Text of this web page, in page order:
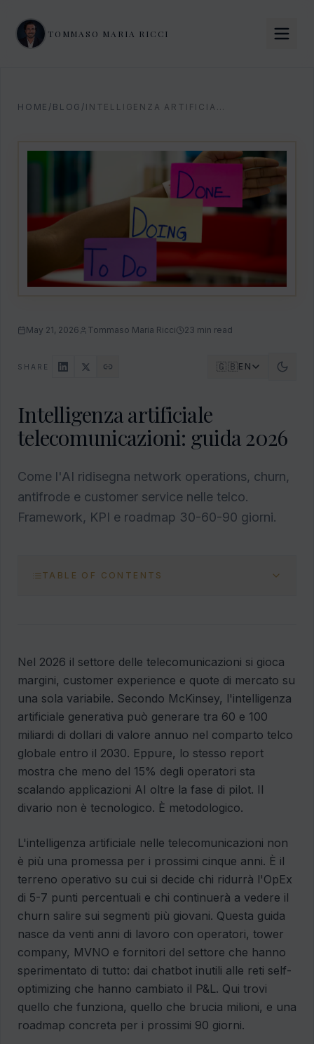
TOMMASO MARIA RICCI
HOME / BLOG / INTELLIGENZA ARTIFICIALE TELECOMUNICAZIONI: GUIDA 2026
May 21, 2026 Tommaso Maria Ricci 23 min read
SHARE 🇬🇧EN
Intelligenza artificiale
telecomunicazioni: guida 2026
Come l'AI ridisegna network operations, churn,
antifrode e customer service nelle telco.
Framework, KPI e roadmap 30-60-90 giorni.
TABLE OF CONTENTS
Nel 2026 il settore delle telecomunicazioni si gioca
margini, customer experience e quote di mercato su
una sola variabile. Secondo McKinsey, l'intelligenza
artificiale generativa può generare tra 60 e 100
miliardi di dollari di valore annuo nel comparto telco
globale entro il 2030. Eppure, lo stesso report
mostra che meno del 15% degli operatori sta
scalando applicazioni AI oltre la fase di pilot. Il
divario non è tecnologico. È metodologico.
L'intelligenza artificiale nelle telecomunicazioni non
è più una promessa per i prossimi cinque anni. È il
terreno operativo su cui si decide chi ridurrà l'OpEx
di 5-7 punti percentuali e chi continuerà a vedere il
churn salire sui segmenti più giovani. Questa guida
nasce da venti anni di lavoro con operatori, tower
company, MVNO e fornitori del settore che hanno
sperimentato di tutto: dai chatbot inutili alle reti self-
optimizing che hanno cambiato il P&L. Qui trovi
quello che funziona, quello che brucia milioni, e una
roadmap concreta per i prossimi 90 giorni.